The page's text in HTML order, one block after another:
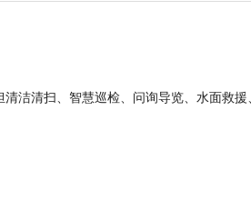
清洁清扫、智慧巡检、问询导览、水面救援